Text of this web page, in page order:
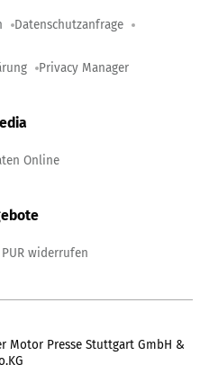
Datenschutzanfrage
Privacy Manager
Online
widerrufen
Motor Presse Stuttgart GmbH &